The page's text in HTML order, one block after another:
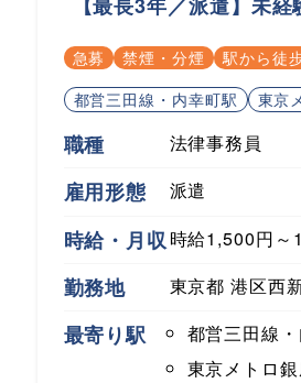
急募 禁煙・分煙 駅から徒
都営三田線・内幸町駅
東京
職種 法律事務員
雇用形態 派遣
時給・月収時給1,500円～
勤務地 東京都 港区西
最寄り駅 都営三田線
東京メトロ